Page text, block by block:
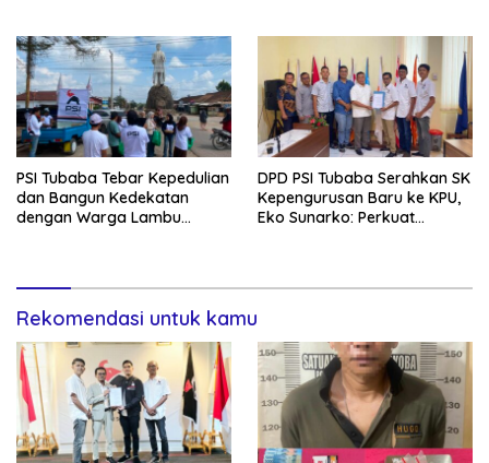
PSI Tubaba Tebar Kepedulian
dan Bangun Kedekatan
dengan Warga Lambu
DPD PSI Tubaba Serahkan SK
Kepengurusan Baru ke KPU,
Eko Sunarko: Perkuat
Rekomendasi untuk kamu